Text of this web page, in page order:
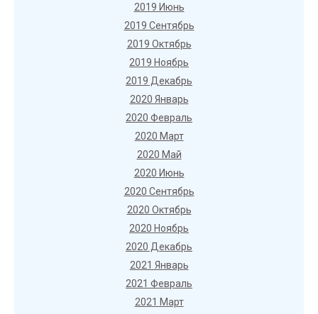
2019 Июнь
2019 Сентябрь
2019 Октябрь
2019 Ноябрь
2019 Декабрь
2020 Январь
2020 Февраль
2020 Март
2020 Май
2020 Июнь
2020 Сентябрь
2020 Октябрь
2020 Ноябрь
2020 Декабрь
2021 Январь
2021 Февраль
2021 Март